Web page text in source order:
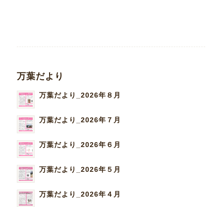
万葉だより
万葉だより_2026年８月
万葉だより_2026年７月
万葉だより_2026年６月
万葉だより_2026年５月
万葉だより_2026年４月